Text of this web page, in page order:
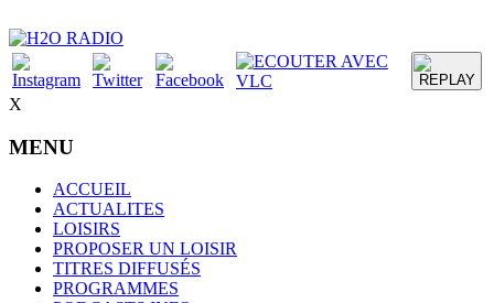
X
MENU
ACCUEIL
ACTUALITES
LOISIRS
PROPOSER UN LOISIR
TITRES DIFFUSÉS
PROGRAMMES